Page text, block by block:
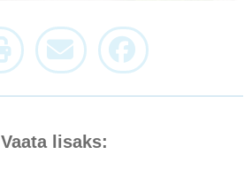
Vaata lisaks: